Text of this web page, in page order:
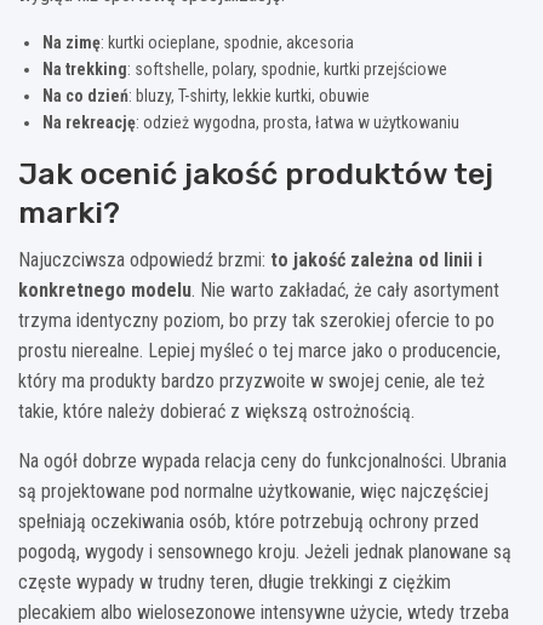
Na zimę: kurtki ocieplane, spodnie, akcesoria
Na trekking: softshelle, polary, spodnie, kurtki przejściowe
Na co dzień: bluzy, T-shirty, lekkie kurtki, obuwie
Na rekreację: odzież wygodna, prosta, łatwa w użytkowaniu
Jak ocenić jakość produktów tej
marki?
Najuczciwsza odpowiedź brzmi: to jakość zależna od linii i
konkretnego modelu. Nie warto zakładać, że cały asortyment
trzyma identyczny poziom, bo przy tak szerokiej ofercie to po
prostu nierealne. Lepiej myśleć o tej marce jako o producencie,
który ma produkty bardzo przyzwoite w swojej cenie, ale też
takie, które należy dobierać z większą ostrożnością.
Na ogół dobrze wypada relacja ceny do funkcjonalności. Ubrania
są projektowane pod normalne użytkowanie, więc najczęściej
spełniają oczekiwania osób, które potrzebują ochrony przed
pogodą, wygody i sensownego kroju. Jeżeli jednak planowane są
częste wypady w trudny teren, długie trekkingi z ciężkim
plecakiem albo wielosezonowe intensywne użycie, wtedy trzeba